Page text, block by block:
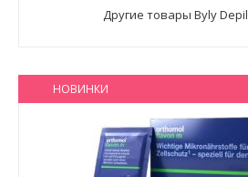
Другие товары Byly
НОВИНКИ